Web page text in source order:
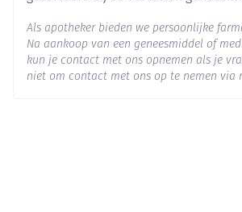
Als apotheker bieden we persoonlijke
Na aankoop van een geneesmiddel of
kun je contact met ons opnemen als je
niet om contact met ons op te nemen via